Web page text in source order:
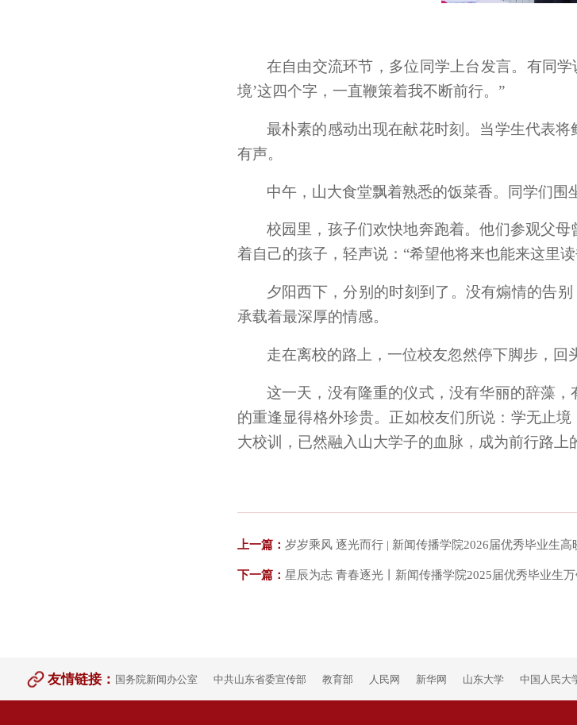
在自由交流环节，多位同学上台发言。有同
境’这四个字，一直鞭策着我不断前行。”
最朴素的感动出现在献花时刻。当学生代表
有声。
中午，山大食堂飘着熟悉的饭菜香。同学们围
校园里，孩子们欢快地奔跑着。他们参观父
着自己的孩子，轻声说：“希望他将来也能来这里
夕阳西下，分别的时刻到了。没有煽情的告
承载着最深厚的情感。
走在离校的路上，一位校友忽然停下脚步，
这一天，没有隆重的仪式，没有华丽的辞藻
的重逢显得格外珍贵。正如校友们所说：学无止
大校训，已然融入山大学子的血脉，成为前行路上
上一篇： 岁岁乘风 逐光而行 | 新闻传播学院2026届优秀毕业生
下一篇： 星辰为志 青春逐光丨新闻传播学院2025届优秀毕业生
友情链接： 国务院新闻办公室 中共山东省委宣传部 教育部 人民网 新华网 山东大学 中国人民大